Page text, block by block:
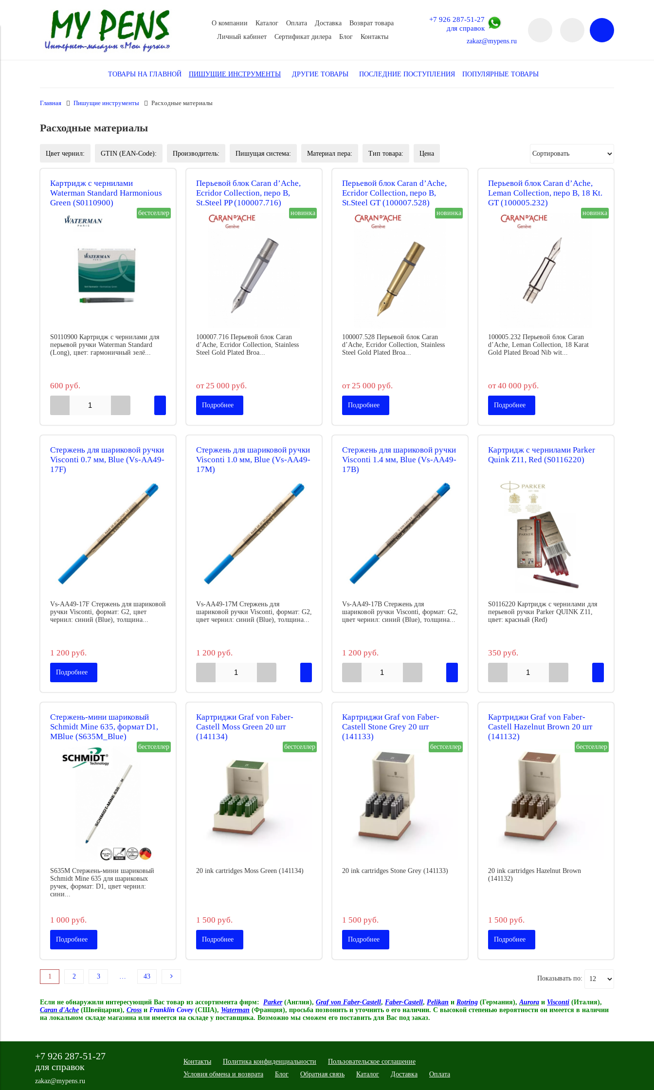
О компании Каталог Оплата Доставка
Возврат товара
Личный кабинет
Сертификат дилера Блог Контакты
+7 926 287-51-27
для справок
zakaz@mypens.ru
ТОВАРЫ НА ГЛАВНОЙ ПИШУЩИЕ ИНСТРУМЕНТЫ ДРУГИЕ ТОВАРЫ ПОСЛЕДНИЕ ПОСТУПЛЕНИЯ ПОПУЛЯРНЫЕ ТОВАРЫ
Главная Пишущие инструменты Расходные материалы
Расходные материалы
Цвет чернил: GTIN (EAN-Code): Производитель: Пишущая система: Материал пера: Тип товара: Цена
Картридж с чернилами
Waterman Standard Harmonious
Green (S0110900)
бестселлер
S0110900 Картридж с чернилами для
перьевой ручки Waterman Standard
(Long), цвет: гармоничный зелё...
600 руб.
Перьевой блок Caran d’Ache,
Ecridor Collection, перо B,
St.Steel PP (100007.716)
новинка
100007.716 Перьевой блок Caran
d’Ache, Ecridor Collection, Stainless
Steel Gold Plated Broa...
от 25 000 руб.
Подробнее
Перьевой блок Caran d’Ache,
Ecridor Collection, перо B,
St.Steel GT (100007.528)
новинка
100007.528 Перьевой блок Caran
d’Ache, Ecridor Collection, Stainless
Steel Gold Plated Broa...
от 25 000 руб.
Подробнее
Перьевой блок Caran d’Ache,
Leman Collection, перо B, 18 Kt.
GT (100005.232)
новинка
100005.232 Перьевой блок Caran
d’Ache, Leman Collection, 18 Karat
Gold Plated Broad Nib wit...
от 40 000 руб.
Подробнее
Стержень для шариковой ручки
Visconti 0.7 мм, Blue (Vs-AA49-
17F)
Vs-AA49-17F Стержень для шариковой
ручки Visconti, формат: G2, цвет
чернил: синий (Blue), толщина...
1 200 руб.
Подробнее
Стержень для шариковой ручки
Visconti 1.0 мм, Blue (Vs-AA49-
17M)
Vs-AA49-17M Стержень для
шариковой ручки Visconti, формат: G2,
цвет чернил: синий (Blue), толщина...
1 200 руб.
Стержень для шариковой ручки
Visconti 1.4 мм, Blue (Vs-AA49-
17B)
Vs-AA49-17B Стержень для
шариковой ручки Visconti, формат: G2,
цвет чернил: синий (Blue), толщина...
1 200 руб.
Картридж с чернилами Parker
Quink Z11, Red (S0116220)
S0116220 Картридж с чернилами для
перьевой ручки Parker QUINK Z11,
цвет: красный (Red)
350 руб.
Стержень-мини шариковый
Schmidt Mine 635, формат D1,
MBlue (S635M_Blue)
бестселлер
S635M Стержень-мини шариковый
Schmidt Mine 635 для шариковых
ручек, формат: D1, цвет чернил:
сини...
1 000 руб.
Подробнее
Картриджи Graf von Faber-
Castell Moss Green 20 шт
(141134)
бестселлер
20 ink cartridges Moss Green (141134)
1 500 руб.
Подробнее
Картриджи Graf von Faber-
Castell Stone Grey 20 шт
(141133)
бестселлер
20 ink cartridges Stone Grey (141133)
1 500 руб.
Подробнее
Картриджи Graf von Faber-
Castell Hazelnut Brown 20 шт
(141132)
бестселлер
20 ink cartridges Hazelnut Brown
(141132)
1 500 руб.
Подробнее
1 2 3 43 Показывать по:
Если не обнаружили интересующий Вас товар из ассортимента фирм: Parker(Англия), Graf von Faber-Castell, Faber-Castell, Pelikan и Rotring (Германия), Aurora и Visconti (Италия),
Caran d'Ache (Швейцария), Cross и Franklin Covey(США), Waterman (Франция), просьба позвонить и уточнить о его наличии. С высокой степенью вероятности он имеется в наличии
на локальном складе магазина или имеется на складе у поставщика. Возможно мы сможем его поставить для Вас под заказ.
+7 926 287-51-27
для справок
zakaz@mypens.ru
Контакты Политика конфиденциальности
Пользовательское соглашение
Условия обмена и возврата
Блог Обратная связь Каталог Доставка Оплата